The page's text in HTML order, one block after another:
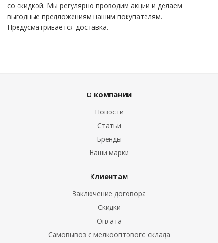
со скидкой. Мы регулярно проводим акции и делаем
выгодные предложениям нашим покупателям.
Предусматривается доставка.
О компании
Новости
Статьи
Бренды
Наши марки
Клиентам
Заключение договора
Скидки
Оплата
Самовывоз с мелкооптового склада